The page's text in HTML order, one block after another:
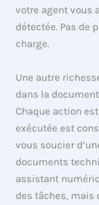
votre agent vous
détectée. Pas de
charge.
Une autre
dans la
Chaque action
exécutée est
vous soucier
documents
assistant
des tâches, mais